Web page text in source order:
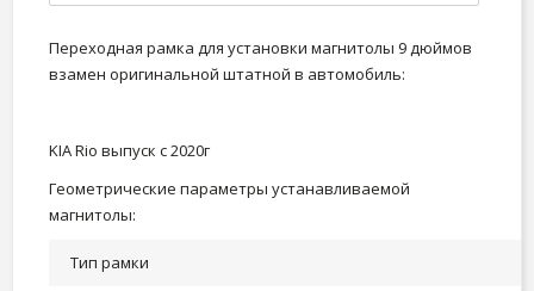
Переходная рамка для установки магнитолы 9 дюймов
взамен оригинальной штатной в автомобиль:
KIA Rio выпуск с 2020г
Геометрические параметры устанавливаемой
магнитолы:
Тип рамки